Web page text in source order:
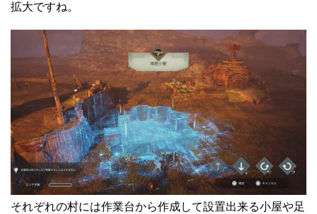
拡大ですね。
それぞれの村には作業台から作成して設置出来る小屋や足